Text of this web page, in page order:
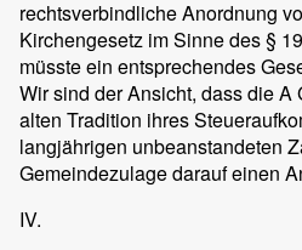
rechtsverbindliche Anordnung
Kirchengesetz im Sinne des §
müsste ein entsprechendes
Wir sind der Ansicht, dass die
alten Tradition ihres
langjährigen unbeanstandeten
Gemeindezulage darauf einen
IV.